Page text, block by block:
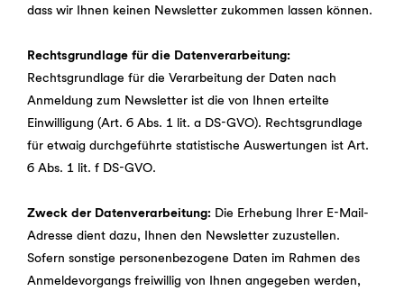
dass wir Ihnen keinen Newsletter zukommen lassen können.
Rechtsgrundlage für die Datenverarbeitung:
Rechtsgrundlage für die Verarbeitung der Daten nach
Anmeldung zum Newsletter ist die von Ihnen erteilte
Einwilligung (Art. 6 Abs. 1 lit. a DS-GVO). Rechtsgrundlage
für etwaig durchgeführte statistische Auswertungen ist Art.
6 Abs. 1 lit. f DS-GVO.
Zweck der Datenverarbeitung: Die Erhebung Ihrer E-Mail-
Adresse dient dazu, Ihnen den Newsletter zuzustellen.
Sofern sonstige personenbezogene Daten im Rahmen des
Anmeldevorgangs freiwillig von Ihnen angegeben werden,